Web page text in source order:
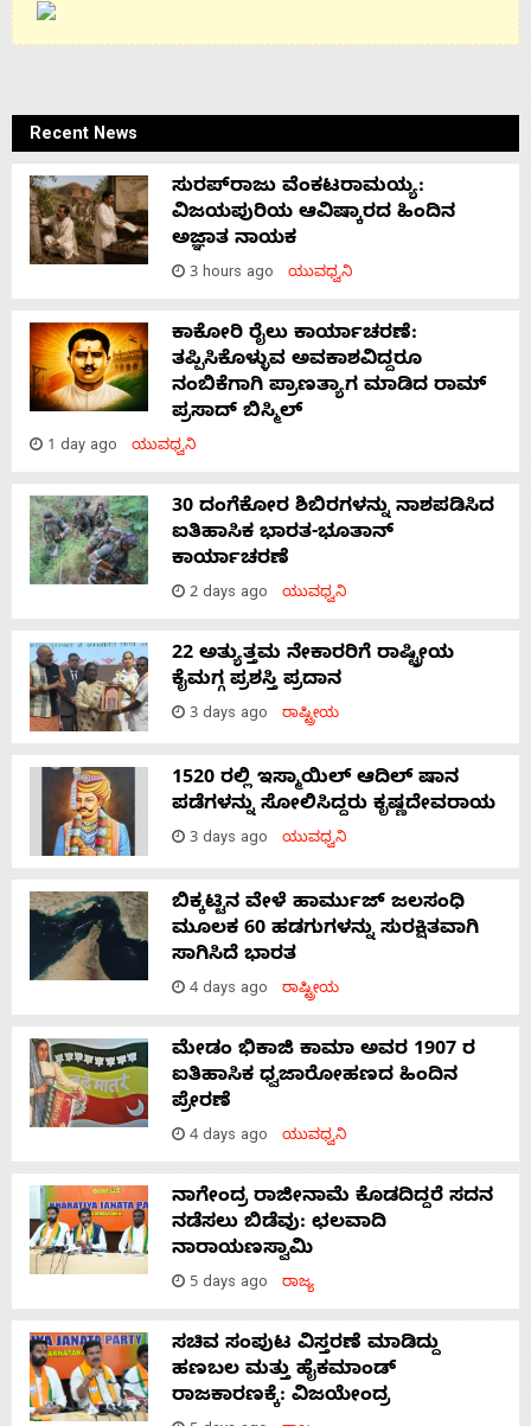
Recent News
ಸುರಪ್‌ರಾಜು ವೆಂಕಟರಾಮಯ್ಯ:
ವಿಜಯಪುರಿಯ ಆವಿಷ್ಕಾರದ ಹಿಂದಿನ
ಅಜ್ಞಾತ ನಾಯಕ
3 hours ago ಯುವಧ್ವನಿ
ಕಾಕೋರಿ ರೈಲು ಕಾರ್ಯಾಚರಣೆ:
ತಪ್ಪಿಸಿಕೊಳ್ಳುವ ಅವಕಾಶವಿದ್ದರೂ
ನಂಬಿಕೆಗಾಗಿ ಪ್ರಾಣತ್ಯಾಗ ಮಾಡಿದ ರಾಮ್
ಪ್ರಸಾದ್ ಬಿಸ್ಮಿಲ್
1 day ago ಯುವಧ್ವನಿ
30 ದಂಗೆಕೋರ ಶಿಬಿರಗಳನ್ನು ನಾಶಪಡಿಸಿದ
ಐತಿಹಾಸಿಕ ಭಾರತ-ಭೂತಾನ್
ಕಾರ್ಯಾಚರಣೆ
2 days ago ಯುವಧ್ವನಿ
22 ಅತ್ಯುತ್ತಮ ನೇಕಾರರಿಗೆ ರಾಷ್ಟ್ರೀಯ
ಕೈಮಗ್ಗ ಪ್ರಶಸ್ತಿ ಪ್ರದಾನ
3 days ago ರಾಷ್ಟ್ರೀಯ
1520 ರಲ್ಲಿ ಇಸ್ಮಾಯಿಲ್ ಆದಿಲ್ ಷಾನ
ಪಡೆಗಳನ್ನು ಸೋಲಿಸಿದ್ದರು ಕೃಷ್ಣದೇವರಾಯ
3 days ago ಯುವಧ್ವನಿ
ಬಿಕ್ಕಟ್ಟಿನ ವೇಳೆ ಹಾರ್ಮುಜ್ ಜಲಸಂಧಿ
ಮೂಲಕ 60 ಹಡಗುಗಳನ್ನು ಸುರಕ್ಷಿತವಾಗಿ
ಸಾಗಿಸಿದೆ ಭಾರತ
4 days ago ರಾಷ್ಟ್ರೀಯ
ಮೇಡಂ ಭಿಕಾಜಿ ಕಾಮಾ ಅವರ 1907 ರ
ಐತಿಹಾಸಿಕ ಧ್ವಜಾರೋಹಣದ ಹಿಂದಿನ
ಪ್ರೇರಣೆ
4 days ago ಯುವಧ್ವನಿ
ನಾಗೇಂದ್ರ ರಾಜೀನಾಮೆ ಕೊಡದಿದ್ದರೆ ಸದನ
ನಡೆಸಲು ಬಿಡೆವು: ಛಲವಾದಿ
ನಾರಾಯಣಸ್ವಾಮಿ
5 days ago ರಾಜ್ಯ
ಸಚಿವ ಸಂಪುಟ ವಿಸ್ತರಣೆ ಮಾಡಿದ್ದು
ಹಣಬಲ ಮತ್ತು ಹೈಕಮಾಂಡ್
ರಾಜಕಾರಣಕ್ಕೆ: ವಿಜಯೇಂದ್ರ